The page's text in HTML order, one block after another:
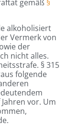
gemäß §
alkoholisiert
Vermerk von
der
nicht alles.
§ 315
folgende
vor. Um